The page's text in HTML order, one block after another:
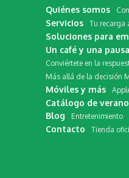
Quiénes somos
Servicios Tu recarga
Soluciones para
Un café y una pausa
Conviértete en la
Más allá de la decisión
Móviles y más
Catálogo de verano
Blog
Entretenimiento
Contacto Tienda